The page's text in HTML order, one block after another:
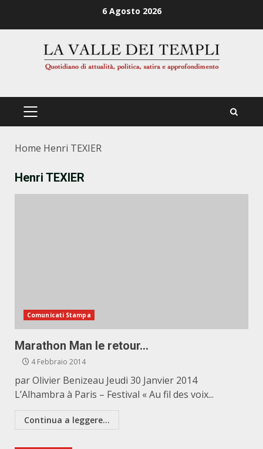
6 Agosto 2026
PRIMÄRES
Home Henri TEXIER
Henri TEXIER
Comunicati Stampa
Marathon Man le retour…
4 Febbraio 2014
par Olivier Benizeau Jeudi 30 Janvier 2014
L’Alhambra à Paris – Festival « Au fil des voix...
Continua a leggere...